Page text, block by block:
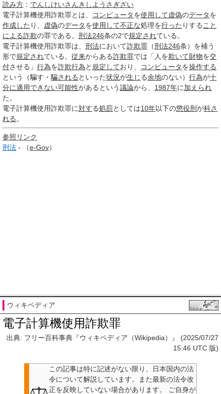
読み方 ： でんしけいさんきしようさぎざい
電子計算機使用詐欺罪とは、 コンピュータを使用して虚偽のデータを
作成した り、 虚偽のデータを使用して不正な処理を行った りする こと
による詐欺の罪である。 刑法246条の2で規定されている。
電子計算機使用詐欺罪は、 刑法において詐欺罪 （刑法246条）を補う
形で規定されている。 従来からある詐欺罪では「人を欺いて財物を交
付させる」 行為を詐欺行為と 規定しており、 コンピュータを操作する
という（騙す・ 騙される といった状況が生じる余地のない） 行為が十
分に適用できない可能性があるという議論から、 1987年に加えられ
た。
電子計算機使用詐欺罪に対する処罰としては10年以下の懲役刑が科さ
れる 。
参照リンク
刑法 - （e-Gov）
ウィキペディア
電子計算機使用詐欺罪
出典: フリー百科事典『ウィキペディア（Wikipedia）』 (2025/07/27
15:46 UTC 版)
この記事は特に記述がない限り、日本国内の法
令について解説しています。また最新の法令改
正を反映していない場合があります。
ご自身が